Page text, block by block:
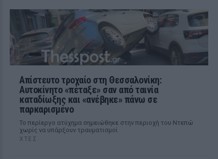
Απίστευτο τροχαίο στη Θεσσαλονίκη:
Αυτοκίνητο «πέταξε» σαν από ταινία
καταδίωξης και «ανέβηκε» πάνω σε
παρκαρισμένο
Το περίεργο ατύχημα σημειώθηκε στην περιοχή του Ντεπώ
χωρίς να υπάρξουν τραυματισμοί
ΧΤΕΣ